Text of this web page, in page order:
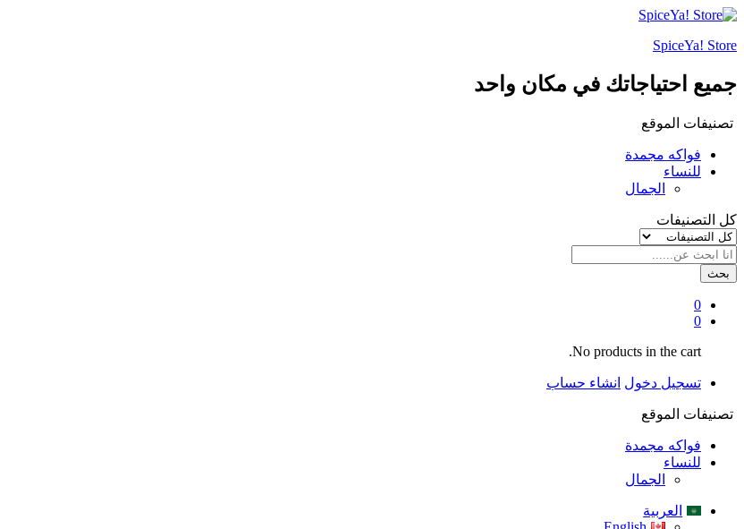
SpiceYa! Store
جميع احتياجاتك في مكان واحد
تصنيفات الموقع
فواكه مجمدة
للنساء
الجمال
كل التصنيفات
بحث
0
0
No products in the cart.
تسجيل دخول انشاء حساب
تصنيفات الموقع
فواكه مجمدة
للنساء
الجمال
العربية